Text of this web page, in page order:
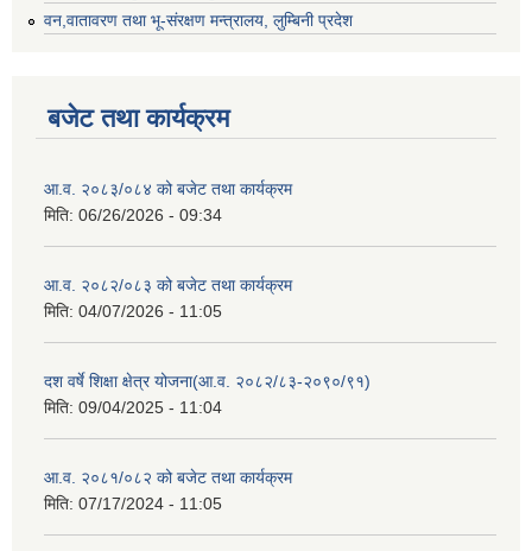
वन,वातावरण तथा भू-संरक्षण मन्त्रालय, लुम्बिनी प्रदेश
बजेट तथा कार्यक्रम
आ.व. २०८३/०८४ को बजेट तथा कार्यक्रम
मिति: 06/26/2026 - 09:34
आ.व. २०८२/०८३ को बजेट तथा कार्यक्रम
मिति: 04/07/2026 - 11:05
दश वर्षे शिक्षा क्षेत्र योजना(आ.व. २०८२/८३-२०९०/९१)
मिति: 09/04/2025 - 11:04
आ.व. २०८१/०८२ को बजेट तथा कार्यक्रम
मिति: 07/17/2024 - 11:05